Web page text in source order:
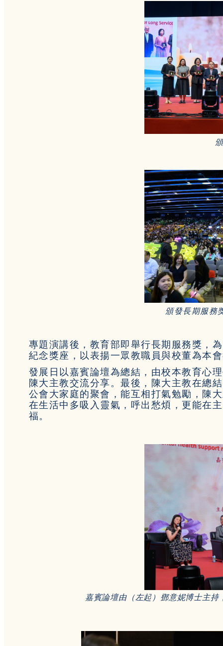
頒發長期服務
專題演講後，教育部即舉行長期服務獎，
紀念獎座，以表揚一眾教職員與校董為本
發展日以嘉賓論壇為總結，由校本教育心
陳大主教交流分享。最後，陳大主教在總
公會大家庭的聚會，能互相打氣勉勵，陳
在生活中多吸入靈氣，呼出愁煩，更能在
福。
嘉賓論壇由（左起）鄧意妮博士主持